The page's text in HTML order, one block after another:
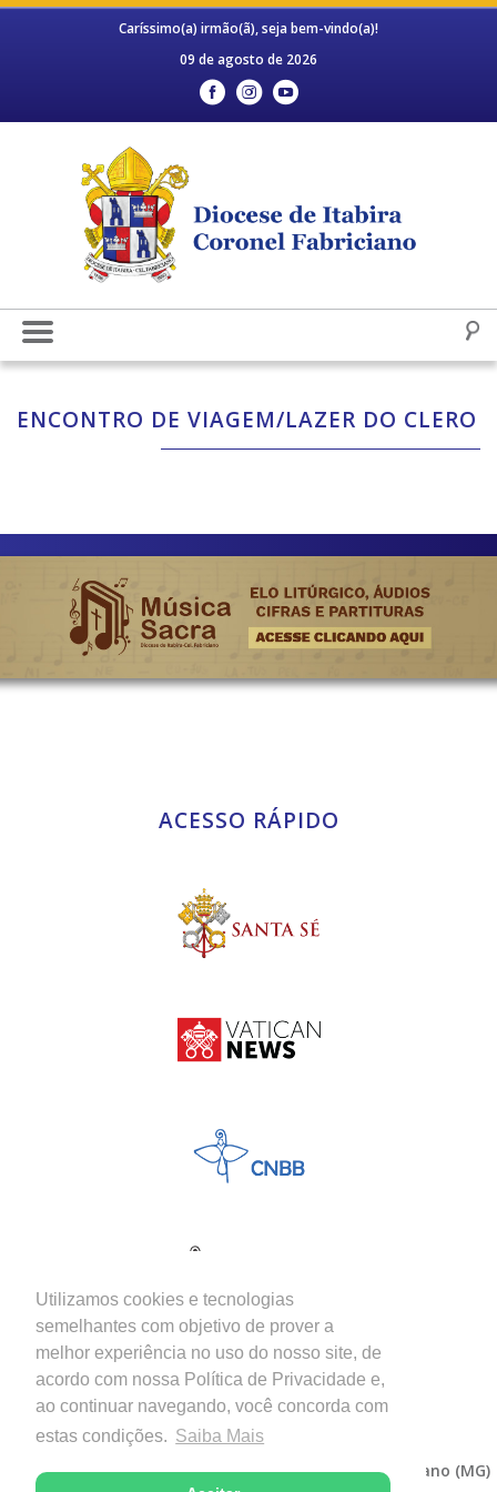
Utilizamos cookies e tecnologias
semelhantes com objetivo de prover a
melhor experiência no uso do nosso site, de
acordo com nossa Política de Privacidade e,
ao continuar navegando, você concorda com
estas condições. Saiba Mais
Caríssimo(a) irmão(ã), seja bem-vindo(a)!
09 de agosto de 2026
ENCONTRO DE VIAGEM/LAZER DO CLERO
ACESSO RÁPIDO
Copyright © 2026 - Diocese de Itabira-Coronel Fabriciano (MG)